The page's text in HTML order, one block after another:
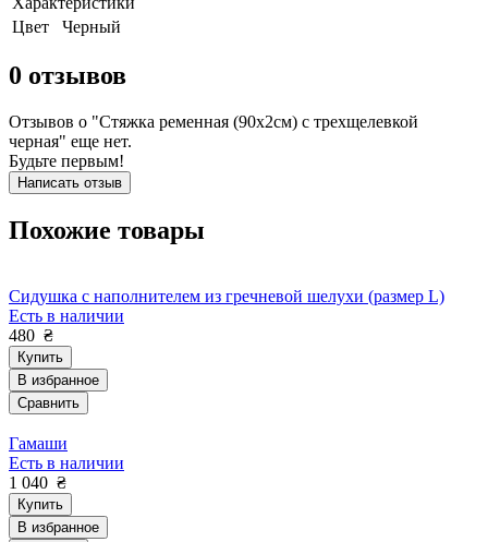
Цвет
Черный
0 отзывов
Отзывов о "Стяжка ременная (90х2см) с трехщелевкой
черная" еще нет.
Будьте первым!
Написать отзыв
Похожие товары
Cидушка с наполнителем из гречневой шелухи (размер L)
Есть в наличии
480 ₴
Купить
В избранное
Сравнить
Гамаши
Есть в наличии
1 040 ₴
Купить
В избранное